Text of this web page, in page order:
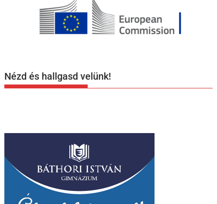
Nézd és hallgasd velünk!